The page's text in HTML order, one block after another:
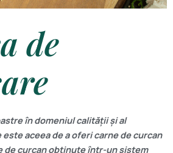
de
în domeniul calității și al
aceea de a oferi carne de curcan
de curcan obținute într-un sistem